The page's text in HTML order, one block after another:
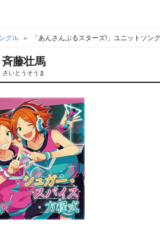
グル 「あんさんぶるスターズ!」ユニットソン
斉藤壮馬
さいとうそうま